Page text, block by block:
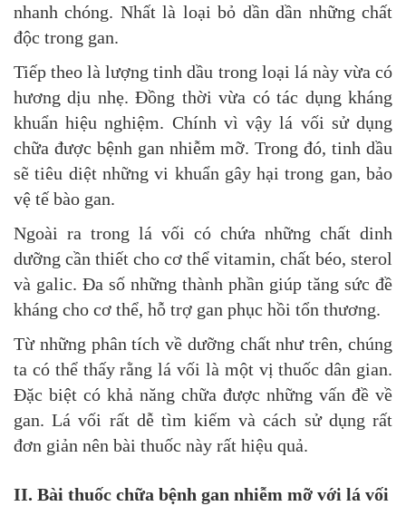
nhanh chóng. Nhất là loại bỏ dần dần những chất
độc trong gan.
Tiếp theo là lượng tinh dầu trong loại lá này vừa có
hương dịu nhẹ. Đồng thời vừa có tác dụng kháng
khuẩn hiệu nghiệm. Chính vì vậy lá vối sử dụng
chữa được bệnh gan nhiễm mỡ. Trong đó, tinh dầu
sẽ tiêu diệt những vi khuẩn gây hại trong gan, bảo
vệ tế bào gan.
Ngoài ra trong lá vối có chứa những chất dinh
dưỡng cần thiết cho cơ thể vitamin, chất béo, sterol
và galic. Đa số những thành phần giúp tăng sức đề
kháng cho cơ thể, hỗ trợ gan phục hồi tổn thương.
Từ những phân tích về dưỡng chất như trên, chúng
ta có thể thấy rằng lá vối là một vị thuốc dân gian.
Đặc biệt có khả năng chữa được những vấn đề về
gan. Lá vối rất dễ tìm kiếm và cách sử dụng rất
đơn giản nên bài thuốc này rất hiệu quả.
II. Bài thuốc chữa bệnh gan nhiễm mỡ với lá vối